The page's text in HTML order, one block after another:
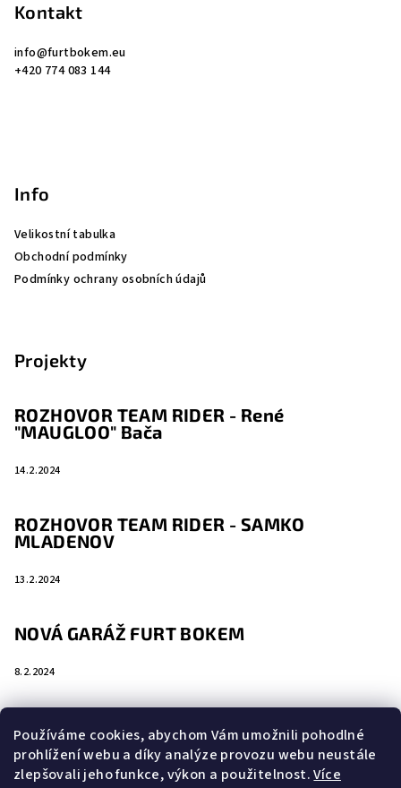
Používáme cookies, abychom Vám umožnili pohodlné
prohlížení webu a díky analýze provozu webu neustále
zlepšovali jeho funkce, výkon a použitelnost.Více
Kontakt
info@furtbokem.eu
+420 774 083 144
Info
Velikostní tabulka
Obchodní podmínky
Podmínky ochrany osobních údajů
Projekty
ROZHOVOR TEAM RIDER - René
"MAUGLOO" Bača
14.2.2024
ROZHOVOR TEAM RIDER - SAMKO
MLADENOV
13.2.2024
NOVÁ GARÁŽ FURT BOKEM
8.2.2024
Vyhledávání